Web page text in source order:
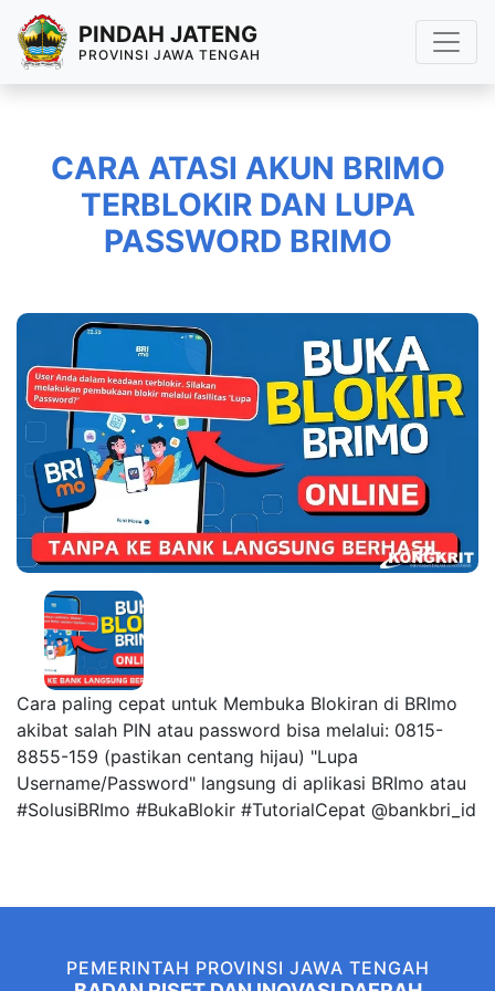
PINDAH JATENG
PROVINSI JAWA TENGAH
CARA ATASI AKUN BRIMO
TERBLOKIR DAN LUPA
PASSWORD BRIMO
Cara paling cepat untuk Membuka Blokiran di BRImo
akibat salah PIN atau password bisa melalui: 0815-
8855-159 (pastikan centang hijau) "Lupa
Username/Password" langsung di aplikasi BRImo atau
#SolusiBRImo #BukaBlokir #TutorialCepat @bankbri_id
PEMERINTAH PROVINSI JAWA TENGAH